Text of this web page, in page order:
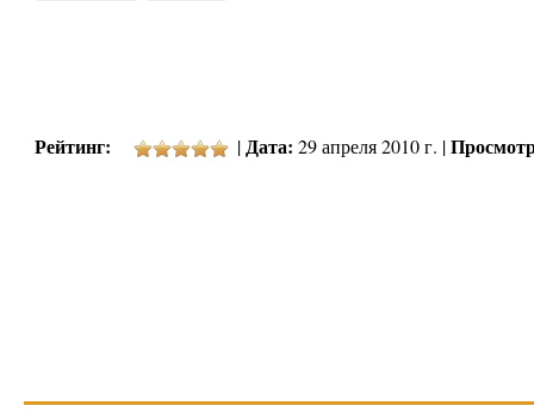
Рейтинг: | Дата: 29 апреля 2010 г. |